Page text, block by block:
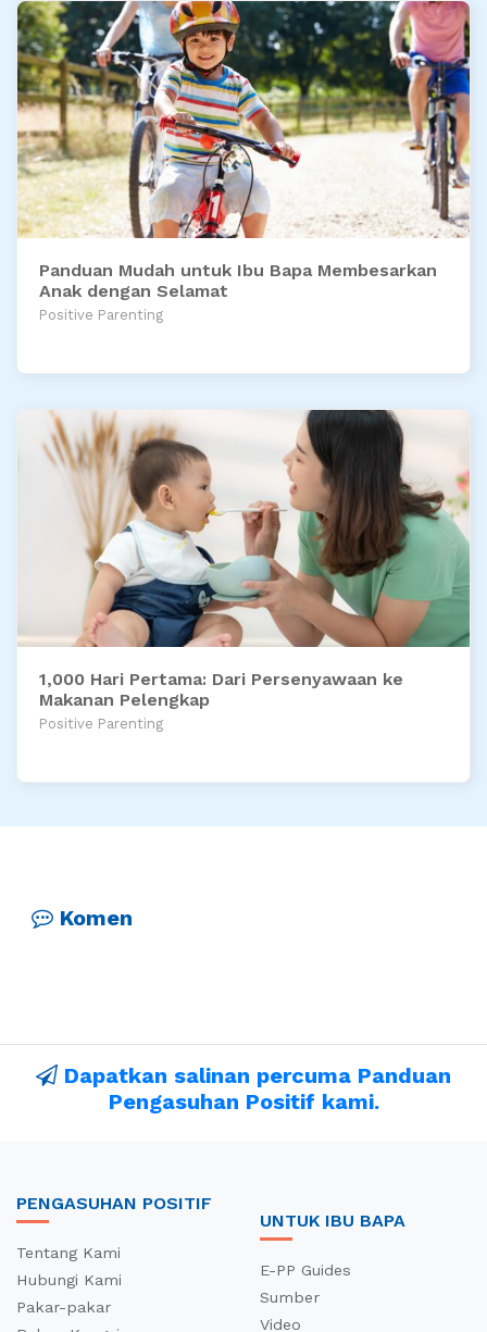
Panduan Mudah untuk Ibu Bapa Membesarkan
Anak dengan Selamat
Positive Parenting
1,000 Hari Pertama: Dari Persenyawaan ke
Makanan Pelengkap
Positive Parenting
Komen
Dapatkan salinan percuma Panduan
Pengasuhan Positif kami.
PENGASUHAN POSITIF
Tentang Kami
Hubungi Kami
Pakar-pakar
UNTUK IBU BAPA
E-PP Guides
Sumber
Video